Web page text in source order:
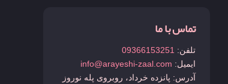
تماس با ما
تلفن: 09366153251
ایمیل: info@arayeshi-zaal.com
آدرس: پانزده خرداد، روبروی پله نوروز